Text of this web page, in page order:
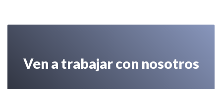
Ven a trabajar con nosotros